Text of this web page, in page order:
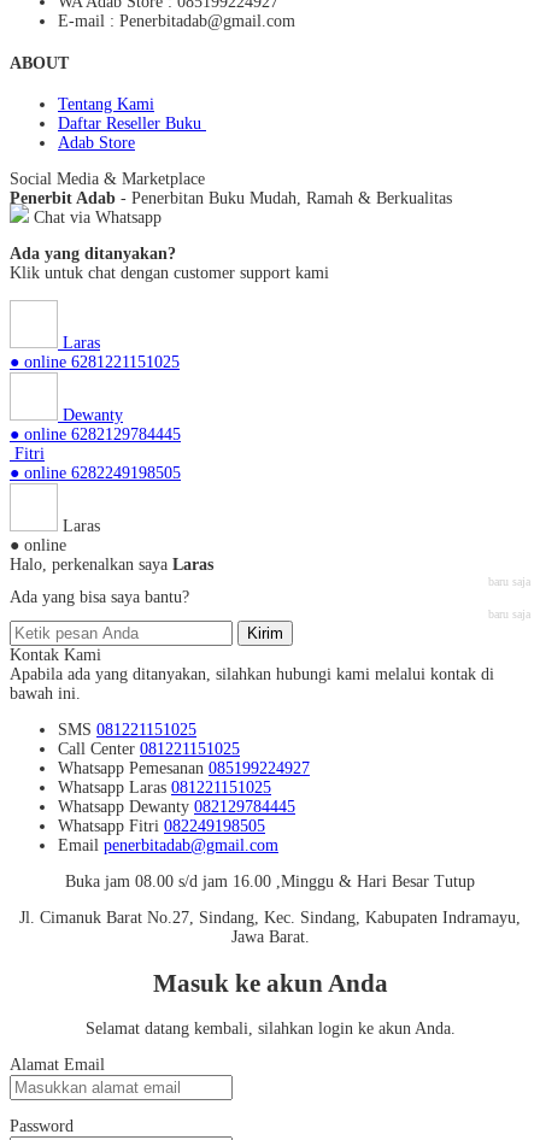
E-mail : Penerbitadab@gmail.com
ABOUT
Tentang Kami
Daftar Reseller Buku
Adab Store
Social Media & Marketplace
Penerbit Adab - Penerbitan Buku Mudah, Ramah & Berkualitas
Chat via Whatsapp
Ada yang ditanyakan?
Klik untuk chat dengan customer support kami
Laras
● online 6281221151025
Dewanty
● online 6282129784445
Fitri
● online 6282249198505
Laras
● online
Halo, perkenalkan saya Laras
baru saja
Ada yang bisa saya bantu?
baru saja
Kirim
Kontak Kami
Apabila ada yang ditanyakan, silahkan hubungi kami melalui kontak di
bawah ini.
SMS 081221151025
Call Center 081221151025
Whatsapp Pemesanan 085199224927
Whatsapp Laras 081221151025
Whatsapp Dewanty 082129784445
Whatsapp Fitri 082249198505
Email penerbitadab@gmail.com
Buka jam 08.00 s/d jam 16.00 ,Minggu & Hari Besar Tutup
Jl. Cimanuk Barat No.27, Sindang, Kec. Sindang, Kabupaten Indramayu,
Jawa Barat.
Masuk ke akun Anda
Selamat datang kembali, silahkan login ke akun Anda.
Alamat Email
Password